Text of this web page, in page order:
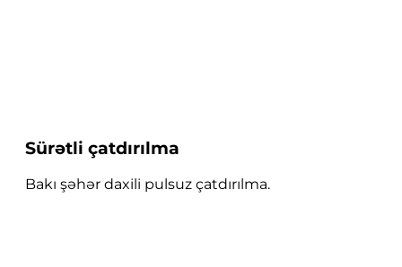
Sürətli çatdırılma
Bakı şəhər daxili pulsuz çatdırılma.